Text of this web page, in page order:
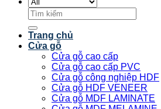
Tìm
kiếm:
Trang chủ
Cửa gỗ
Cửa gỗ cao cấp
Cửa gỗ cao cấp PVC
Cửa gỗ công nghiệp HDF
Cửa gỗ HDF VENEER
Cửa gỗ MDF LAMINATE